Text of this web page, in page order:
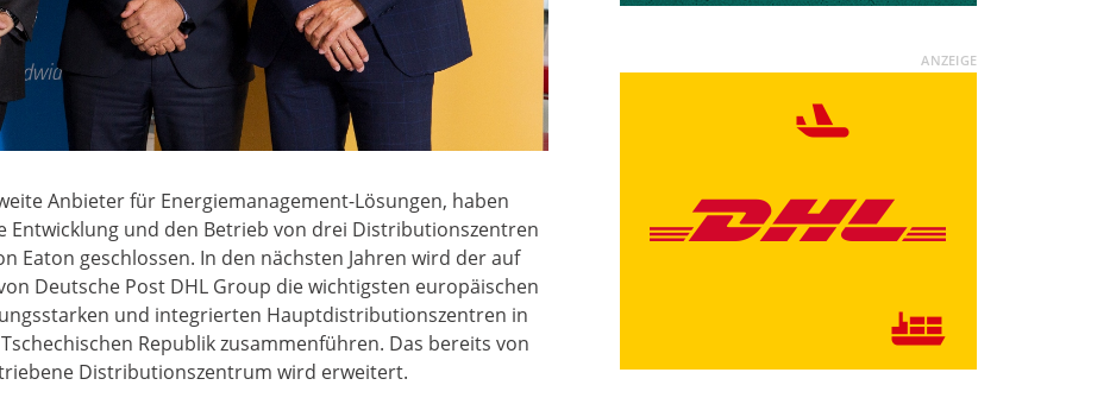
Anbieter für Energiemanagement-Lösungen, haben
Entwicklung und den Betrieb von drei Distributionszentren
Eaton geschlossen. In den nächsten Jahren wird der auf
Deutsche Post DHL Group die wichtigsten europäischen
und integrierten Hauptdistributionszentren in
Republik zusammenführen. Das bereits von
Distributionszentrum wird erweitert.
ANZEIGE